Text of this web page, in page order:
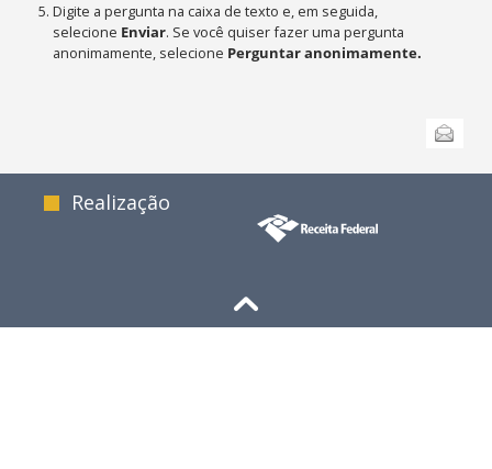
Digite a pergunta na caixa de texto e, em seguida,
selecione Enviar. Se você quiser fazer uma pergunta
anonimamente, selecione Perguntar anonimamente.
Realização